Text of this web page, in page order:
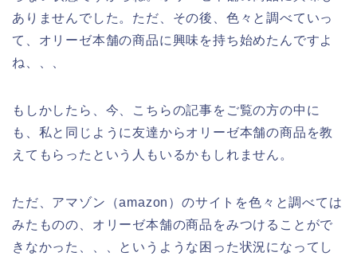
ありませんでした。ただ、その後、色々と調べていっ
て、オリーゼ本舗の商品に興味を持ち始めたんですよ
ね、、、
もしかしたら、今、こちらの記事をご覧の方の中に
も、私と同じように友達からオリーゼ本舗の商品を教
えてもらったという人もいるかもしれません。
ただ、アマゾン（amazon）のサイトを色々と調べては
みたものの、オリーゼ本舗の商品をみつけることがで
きなかった、、、というような困った状況になってし